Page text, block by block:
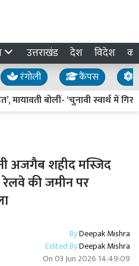
उत्तराखंड देश विदेश
रंगोली कैंपस
मायावती बोलीं- ‘चुनावी स्वार्थ में
अजगैब शहीद मस्जिद
की जमीन पर
ByDeepak Mishra
Edited ByDeepak Mishra
On03 Jun 2026 14:49:09